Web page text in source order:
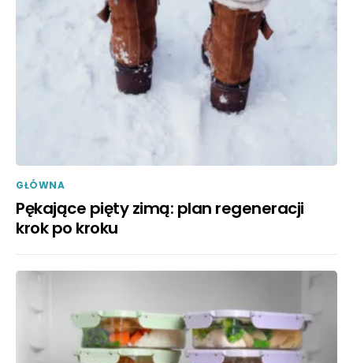
GŁÓWNA
Pękające pięty zimą: plan regeneracji
krok po kroku